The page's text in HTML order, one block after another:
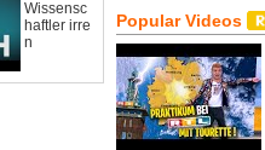
Wissensc
haftler irre
n
Popular Videos